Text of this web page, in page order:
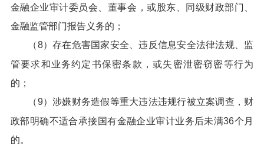
金融企业审计委员会、董事会，或股东、同级财政部门、
金融监管部门报告义务的；
（8）存在危害国家安全、违反信息安全法律法规、监
管要求和业务约定书保密条款，或失密泄密窃密等行为
的；
（9）涉嫌财务造假等重大违法违规行被立案调查，财
政部明确不适合承接国有金融企业审计业务后未满36个月
的。